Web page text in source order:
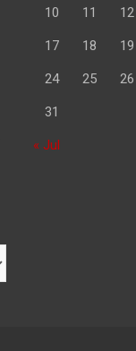
10 11 12
17 18 19
24 25 26
31
« Jul